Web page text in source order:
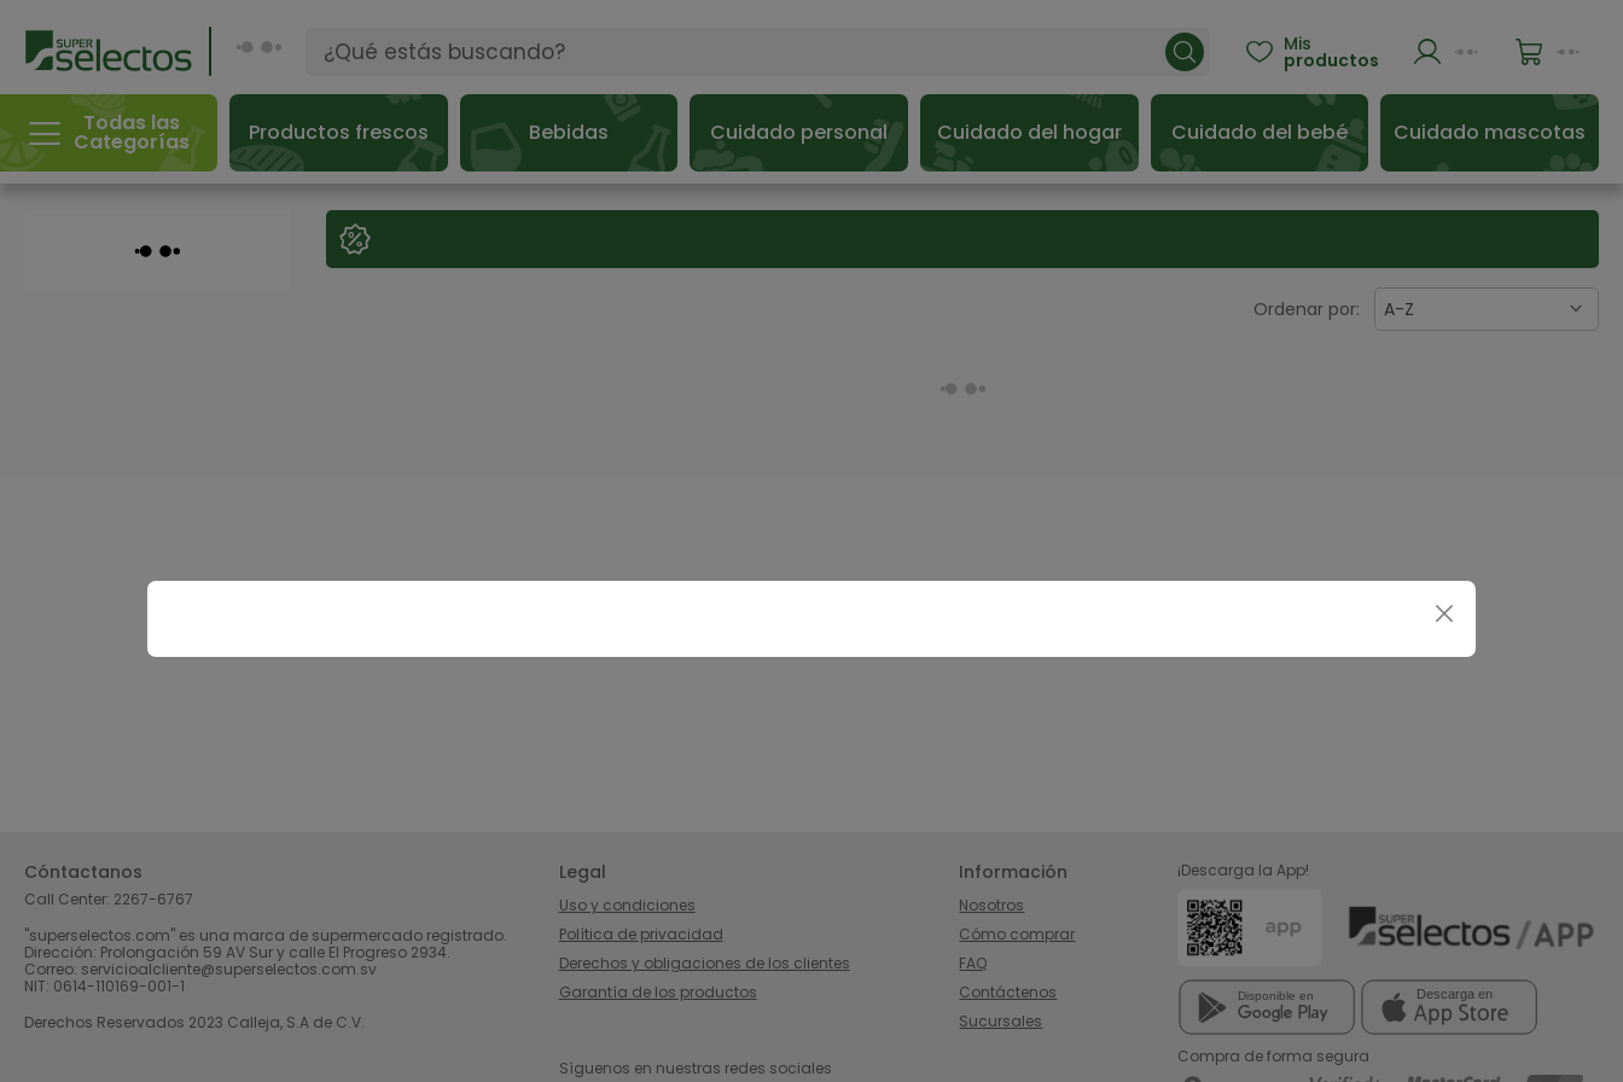
 Mis
productos
Todas las
Categorías Productos frescos Bebidas Cuidado personal Cuidado del hogar Cuidado del bebé Cuidado mascotas
Ordenar por: A-Z
Cóntactanos
Call Center: 2267-6767
"superselectos.com" es una marca de supermercado registrado.
Dirección: Prolongación 59 AV Sur y calle El Progreso 2934.
Correo: servicioalcliente@superselectos.com.sv
NIT: 0614-110169-001-1
Derechos Reservados 2023 Calleja, S.A de C.V.
Legal
Uso y condiciones
Política de privacidad
Derechos y obligaciones de los clientes
Garantía de los productos
Información
Nosotros
Cómo comprar
FAQ
Contáctenos
Sucursales
Síguenos en nuestras redes sociales
¡Descarga la App!
Compra de forma segura